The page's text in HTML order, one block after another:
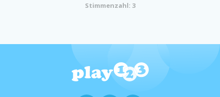
Stimmenzahl: 3